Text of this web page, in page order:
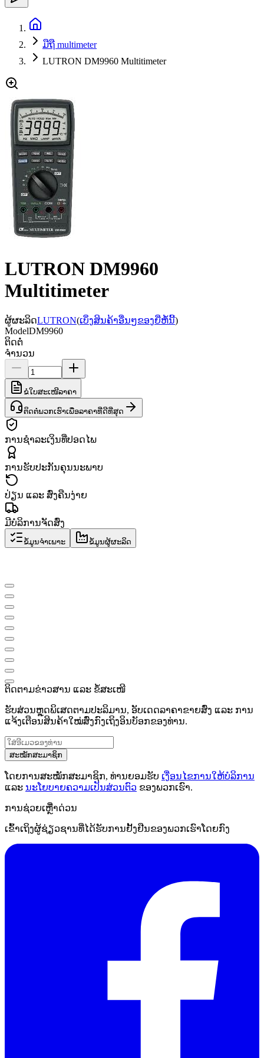
ມືຖື multimeter
LUTRON DM9960 Multitimeter
LUTRON DM9960
Multitimeter
ຜູ້ຜະລິດLUTRON(ເບິ່ງສິນຄ້າອື່ນໆຂອງຍີ່ຫໍ້ນີ້)
ModelDM9960
ຕິດຕໍ່
ຈຳນວນ
ຂໍໃບສະເໜີລາຄາ
ຕິດຕໍ່ພວກເຮົາເພື່ອລາຄາທີ່ດີທີ່ສຸດ
ການຊຳລະເງິນທີ່ປອດໄພ
ການຮັບປະກັນຄຸນນະພາບ
ປ່ຽນ ແລະ ສົ່ງຄືນງ່າຍ
ມີບໍລິການຈັດສົ່ງ
ຂໍ້ມູນຈຳເພາະ ຂໍ້ມູນຜູ້ຜະລິດ
ຕິດຕາມຂ່າວສານ ແລະ ຂໍ້ສະເໜີ
ຮັບສ່ວນຫຼຸດພິເສດຕາມປະລິມານ, ອັບເດດລາຄາຂາຍສົ່ງ ແລະ ການ
ແຈ້ງເຕືອນສິນຄ້າໃໝ່ສົ່ງກົງເຖິງອິນບັອກຂອງທ່ານ.
ສະໝັກສະມາຊິກ
ໂດຍການສະໝັກສະມາຊິກ, ທ່ານຍອມຮັບ ເງື່ອນໄຂການໃຫ້ບໍລິການ
ແລະ ນະໂຍບາຍຄວາມເປັນສ່ວນຕົວ ຂອງພວກເຮົາ.
ການຊ່ວຍເຫຼືໍາດ່ວນ
ເຂົ້າເຖິງຜູ້ຊ່ຽວຊານທີ່ໄດ້ຮັບການຢັ້ງຢືນຂອງພວກເຮົາໂດຍກົງ